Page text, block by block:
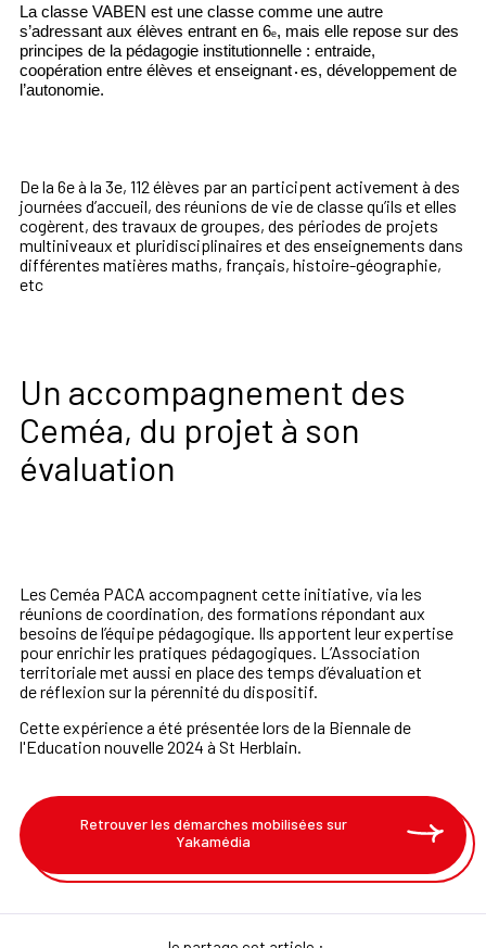
La classe VABEN est une classe comme une autre
s’adressant aux élèves entrant en 6e, mais elle repose sur des
principes de la pédagogie institutionnelle : entraide,
coopération entre élèves et enseignant·es, développement de
l’autonomie.
De la 6eà la 3e, 112 élèves par an participent activement à des
journées d’accueil, des réunions de vie de classe qu’ils et elles
cogèrent, des travaux de groupes, des périodes de projets
multiniveaux et pluridisciplinaires et des enseignements dans
différentes matières maths, français, histoire-géographie,
etc
Un accompagnement des
Ceméa, du projet à son
évaluation
Les Ceméa PACA accompagnent cette initiative, via les
réunions de coordination, des formations répondant aux
besoins de l’équipe pédagogique. Ils apportent leur expertise
pourenrichir les pratiques pédagogiques. L’Association
territoriale met aussi en place des temps d’évaluation et
deréflexion sur la pérennité du dispositif.
Cette expérience a été présentée lors de la Biennale de
l'Education nouvelle 2024 à St Herblain.
Retrouver les démarches mobilisées sur
Yakamédia